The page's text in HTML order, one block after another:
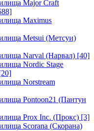
Major Craft
Maximus
Metsui (Метсуи)
Narval (Нарвал) [40]
Nordic Stage
Norstream
Pontoon21 (Пантун
Prox Inc. (Прокс) [3]
Scorana (Скорана)